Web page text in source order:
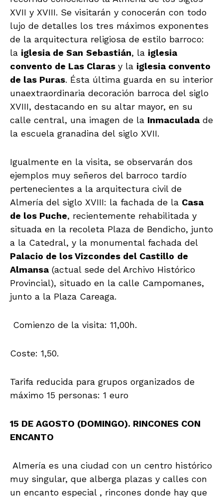
XVII y XVIII. Se visitarán y conocerán con todo
lujo de detalles los tres máximos exponentes
de la arquitectura religiosa de estilo barroco:
la iglesia de San Sebastián, la iglesia
convento de Las Claras y la iglesia convento
de las Puras. Ésta última guarda en su interior
unaextraordinaria decoración barroca del siglo
XVIII, destacando en su altar mayor, en su
calle central, una imagen de la Inmaculada de
la escuela granadina del siglo XVII.
Igualmente en la visita, se observarán dos
ejemplos muy señeros del barroco tardío
pertenecientes a la arquitectura civil de
Almería del siglo XVIII: la fachada de la Casa
de los Puche, recientemente rehabilitada y
situada en la recoleta Plaza de Bendicho, junto
a la Catedral, y la monumental fachada del
Palacio de los Vizcondes del Castillo de
Almansa (actual sede del Archivo Histórico
Provincial), situado en la calle Campomanes,
junto a la Plaza Careaga.
Comienzo de la visita: 11,00h.
Coste: 1,50.
Tarifa reducida para grupos organizados de
máximo 15 personas: 1 euro
15 DE AGOSTO (DOMINGO). RINCONES CON
ENCANTO
Almería es una ciudad con un centro histórico
muy singular, que alberga plazas y calles con
un encanto especial , rincones donde hay que